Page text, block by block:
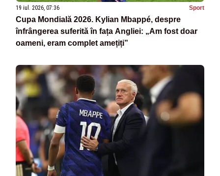
19 iul. 2026, 07:36 Sport
Cupa Mondială 2026. Kylian Mbappé, despre
înfrângerea suferită în fața Angliei: „Am fost doar
oameni, eram complet amețiți”